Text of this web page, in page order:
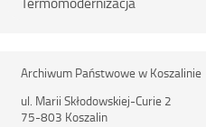
Archiwum Państwowe w Koszalinie
ul. Marii Skłodowskiej-Curie 2
75-803 Koszalin